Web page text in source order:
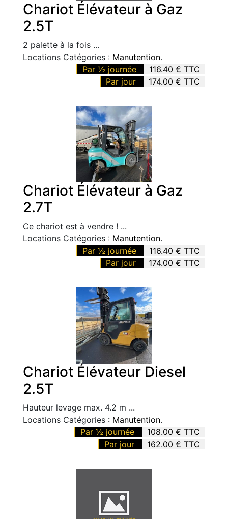
Chariot Élévateur à Gaz
2.5T
2 palette à la fois ...
Locations Catégories : Manutention.
Par ½ journée
116.40 € TTC
Par jour
174.00 € TTC
Chariot Élévateur à Gaz
2.7T
Ce chariot est à vendre ! ...
Locations Catégories : Manutention.
Par ½ journée
116.40 € TTC
Par jour
174.00 € TTC
Chariot Élévateur Diesel
2.5T
Hauteur levage max. 4.2 m ...
Locations Catégories : Manutention.
Par ½ journée
108.00 € TTC
Par jour
162.00 € TTC